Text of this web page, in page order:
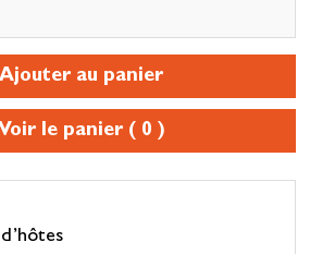
au panier
le panier ( 0 )